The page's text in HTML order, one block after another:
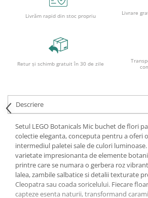
Accesorii geometrie și matematică
Rigle și Echere
Truse geometrie
Ghiozdane și rucsacuri
Ghiozdane școlare
Rucsacuri școlare și casual
Ghiozdane pentru grădinită
Trollere pentru copii
Penare
Penare echipate
Penare neechipate
Livrăm rapid din stoc propriu
Livrare
Retur și schimb gratuit în 30 de zile
Descriere
Setul LEGO Botanicals Mic buchet de flori
colectie eleganta, conceputa pentru a oferi
intermediul paletei sale de culori
varietate impresionanta de elemente
printre care se numara o gerbera roz
lalea, zambile salbatice si detalii texturate
Cleopatra sau coada soricelului. Fiecare
capteze esenta naturii, transformand